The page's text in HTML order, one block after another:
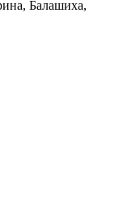
Балашиха,